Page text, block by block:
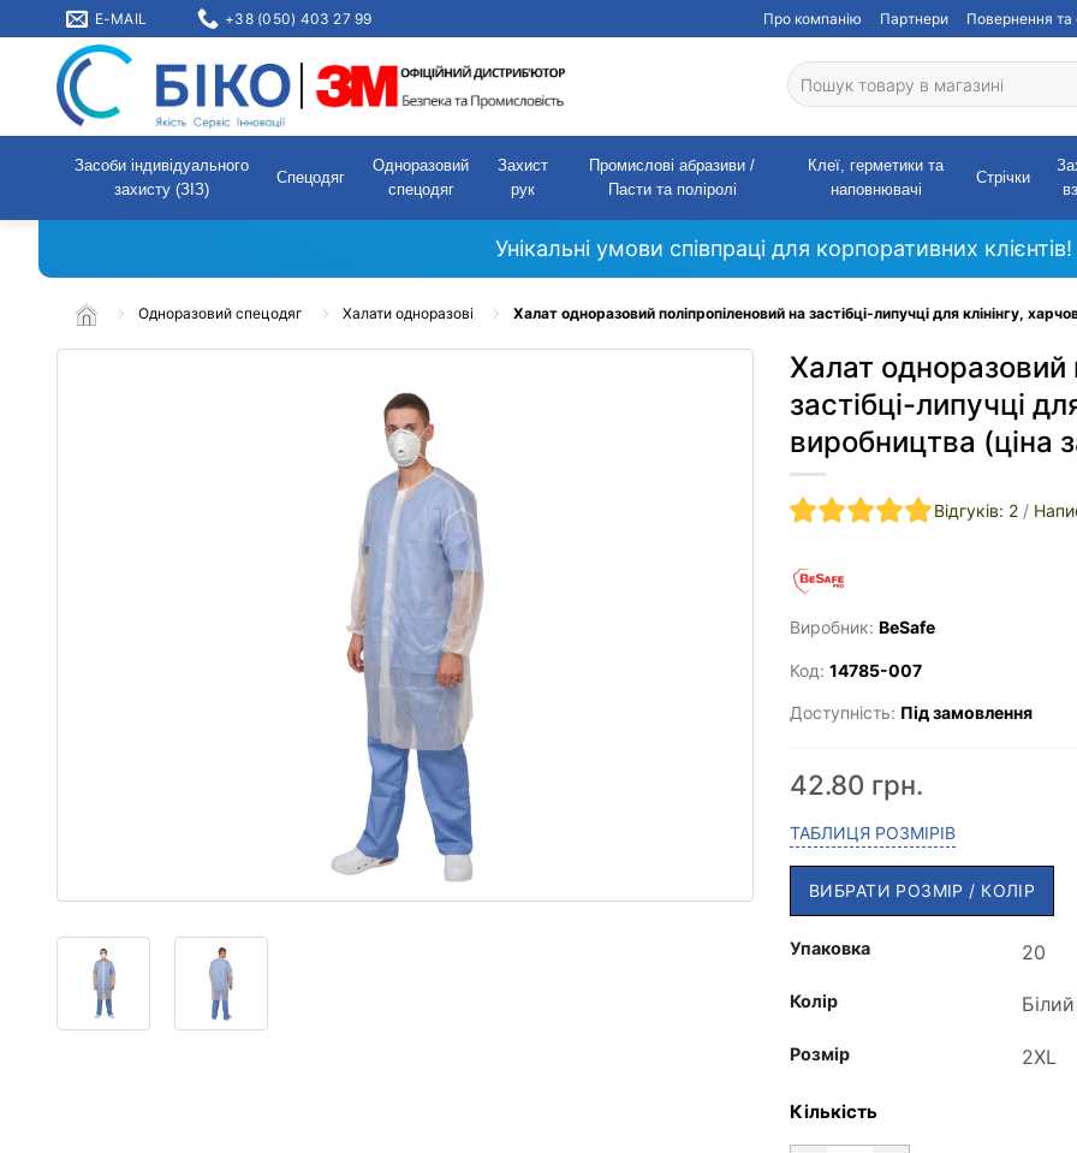
E-MAIL +38 (050) 403 27 99 Про компанію Партнери Повернення та
Засоби індивідуального
захисту (ЗІЗ)
Спецодяг
Одноразовий
спецодяг
Захист
рук
Промислові абразиви /
Пасти та поліролі
Клеї, герметики та
наповнювачі
Стрічки
Унікальні умови співпраці для корпоративних
Одноразовий спецодяг Халати одноразові Халат одноразовий поліпропіленовий на застібці-липучці для клінінгу,
Халат одноразовий
застібці-липучці
виробництва (ціна
Відгуків: 2 /
Виробник: BeSafe
Код: 14785-007
Доступність: Під замовлення
42.80 грн.
ТАБЛИЦЯ РОЗМІРІВ
ВИБРАТИ РОЗМІР / КОЛІР
Упаковка
Колір
Розмір
Кількість